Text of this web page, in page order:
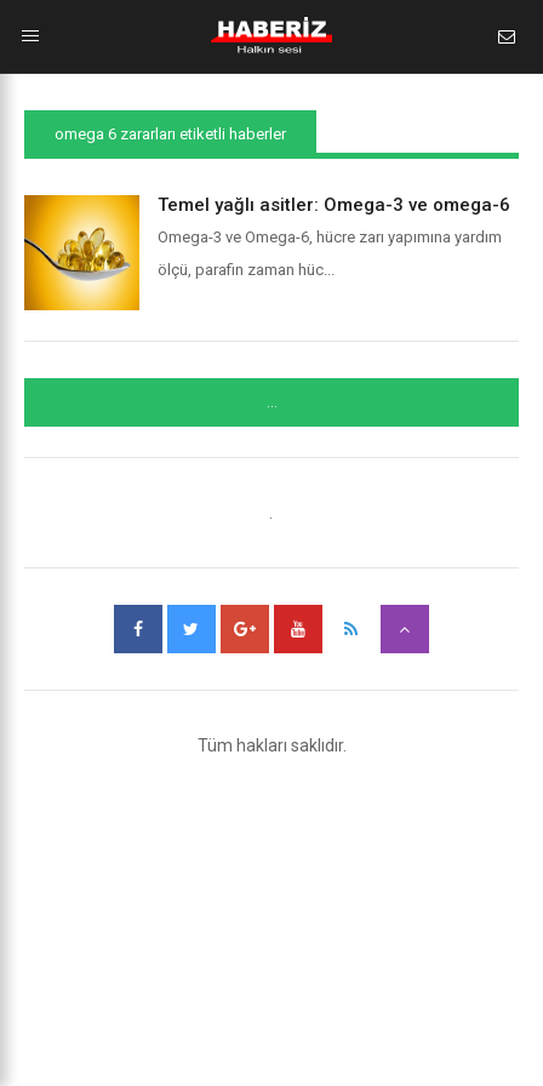
omega 6 zararları etiketli haberler
Temel yağlı asitler: Omega-3 ve omega-6
Omega-3 ve Omega-6, hücre zarı yapımına yardım
ölçü, parafin zaman hüc...
...
Tüm hakları saklıdır.